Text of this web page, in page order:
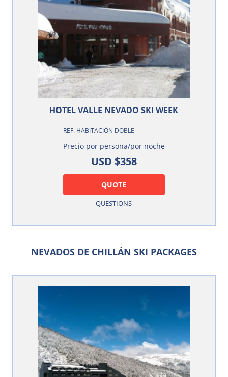
HOTEL VALLE NEVADO SKI WEEK
REF. HABITACIÓN DOBLE
Precio por persona/por noche
USD $358
QUOTE
QUESTIONS
NEVADOS DE CHILLÁN SKI PACKAGES